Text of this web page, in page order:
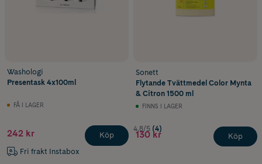
Washologi
Presentask 4x100ml
FÅ I LAGER
242 kr
Fri frakt Instabox
Köp
Sonett
Flytande Tvättmedel Color Mynta
& Citron 1500 ml
FINNS I LAGER
4.8/5 (4)
130 kr Köp